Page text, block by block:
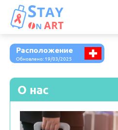
Расположение
Обновлено: 19/03/2025
О нас
Австрия
Армения
Белоруссия